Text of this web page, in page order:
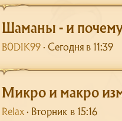
Шаманы - и
B0DIK99 Сегодня в 11:39
Микро и макро
Relax Вторник в 15:16